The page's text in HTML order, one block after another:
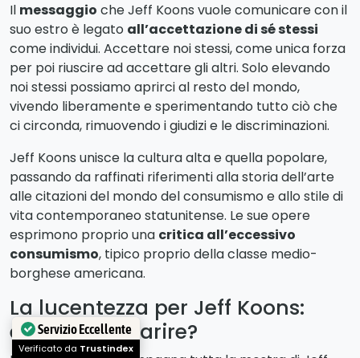
Il messaggio che Jeff Koons vuole comunicare con il
suo estro è legato all’accettazione di sé stessi
come individui. Accettare noi stessi, come unica forza
per poi riuscire ad accettare gli altri. Solo elevando
noi stessi possiamo aprirci al resto del mondo,
vivendo liberamente e sperimentando tutto ciò che
ci circonda, rimuovendo i giudizi e le discriminazioni.
Jeff Koons unisce la cultura alta e quella popolare,
passando da raffinati riferimenti alla storia dell’arte
alle citazioni del mondo del consumismo e allo stile di
vita contemporaneo statunitense. Le sue opere
esprimono proprio una critica all’eccessivo
consumismo, tipico proprio della classe medio-
borghese americana.
La lucentezza per Jeff Koons:
essere o apparire?
Servizio Eccellente